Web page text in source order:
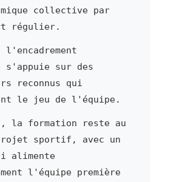
collective par
régulier.
l'encadrement
s'appuie sur des
reconnus qui
le jeu de l'équipe.
la formation reste au
sportif, avec un
alimente
l'équipe première